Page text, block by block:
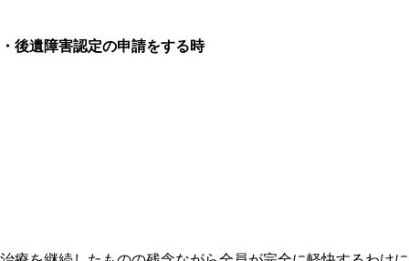
・後遺障害認定の申請をする時